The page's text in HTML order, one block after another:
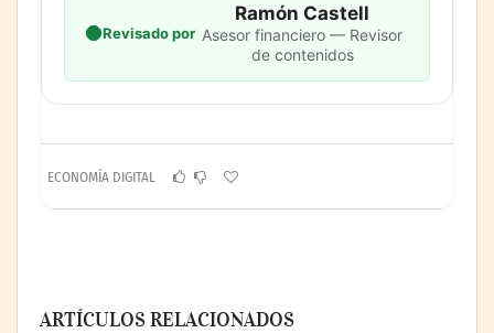
Revisado por
Ramón Castell
Asesor financiero — Revisor
de contenidos
ECONOMÍA DIGITAL
ARTÍCULOS RELACIONADOS